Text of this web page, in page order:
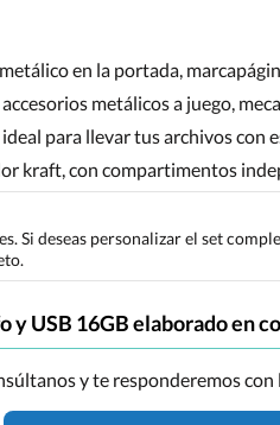
en la portada,
metálicos a juego,
para llevar tus archivos con
kraft, con compartimentos
Si deseas personalizar el set
y USB 16GB elaborado en
y te responderemos